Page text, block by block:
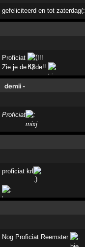
gefeliciteerd en tot zaterdag(:
Proficiat
!!!
Zie je de 18de!!
demii -
Proficiat
proficiat krl
Nog Proficiat Reemster